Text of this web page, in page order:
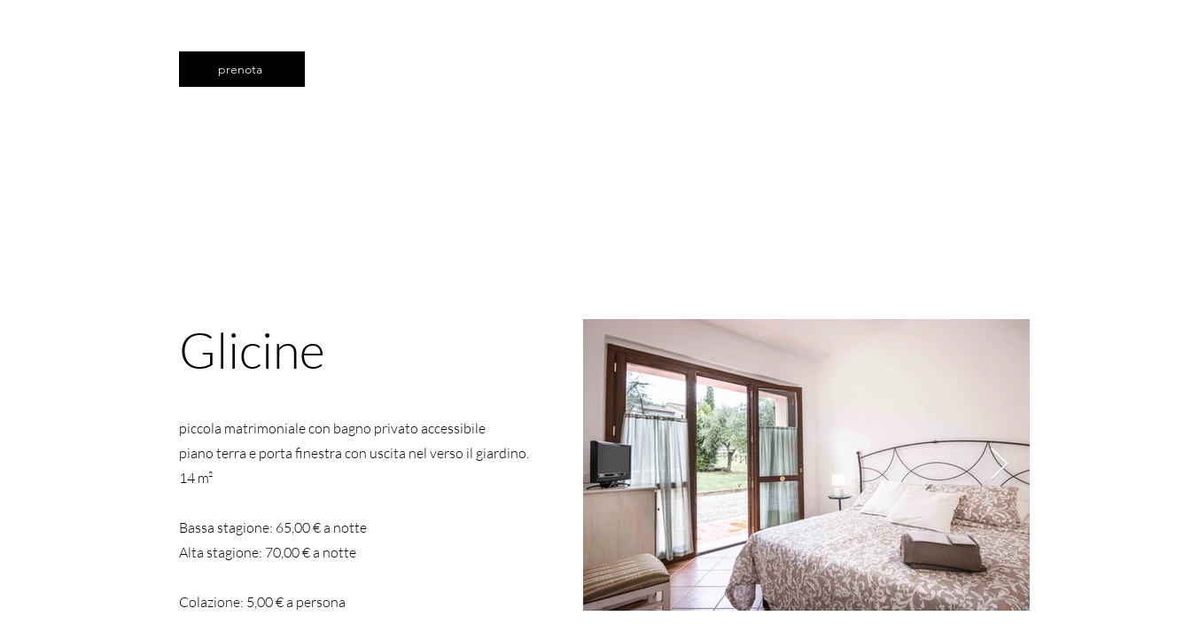
prenota
Glicine
piccola matrimoniale con bagno privato accessibile
piano terra e porta finestra con uscita nel verso il giardino.
14 m²
Bassa stagione: 65,00 € a notte
Alta stagione: 70,00€a notte
Colazione: 5,00€a persona